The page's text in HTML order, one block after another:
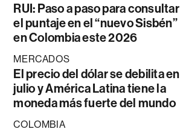
RUI: Paso a paso para consultar
el puntaje en el “nuevo Sisbén”
en Colombia este 2026
MERCADOS
El precio del dólar se debilita en
julio y América Latina tiene la
moneda más fuerte del mundo
COLOMBIA